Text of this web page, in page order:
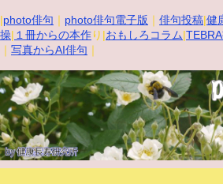
|photo俳句 ｜ photo俳句電子版 ｜ 俳句投稿|健
操| １冊からの本作り|おもしろコラム|
｜ 写真からAI俳句 ｜